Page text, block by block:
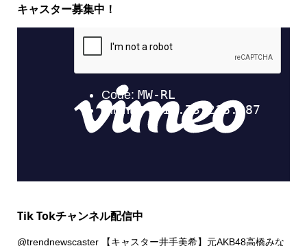
キャスター募集中！
Tik Tokチャンネル配信中
@trendnewscaster【キャスター井手美希】元AKB48高橋みな